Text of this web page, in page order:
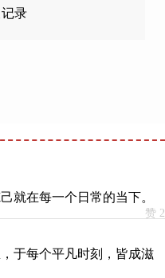
录
就在每一个日常的当下。
赞 2
于每个平凡时刻，皆成滋